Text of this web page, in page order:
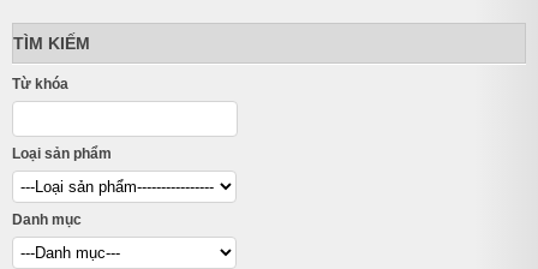
TÌM KIẾM
Từ khóa
Loại sản phẩm
Danh mục